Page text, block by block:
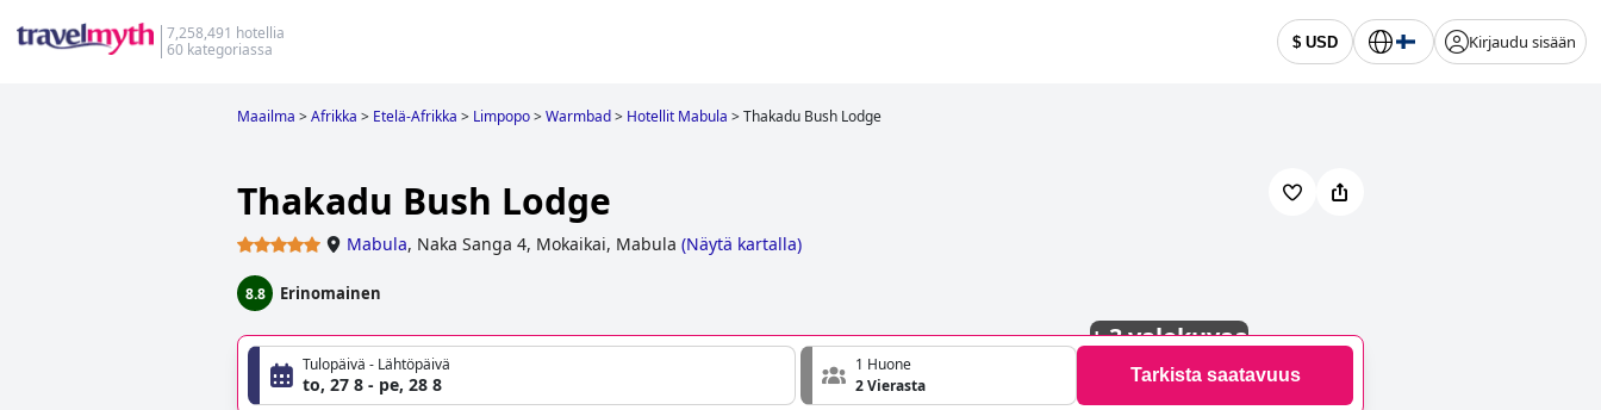
7,258,491 hotellia
60 kategoriassa
$ USD Kirjaudu sisään
Maailma >Afrikka > Etelä-Afrikka > Limpopo>Warmbad> Hotellit Mabula >Thakadu Bush Lodge
Thakadu Bush Lodge
Mabula, Naka Sanga 4, Mokaikai, Mabula (Näytä kartalla)
8.8 Erinomainen
+3 valokuvaa
Tulopäivä - Lähtöpäivä
to, 27 8 - pe, 28 8
1 Huone
2 Vierasta
Tarkista saatavuus